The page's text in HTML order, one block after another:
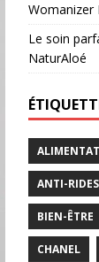
Womanizer
Le soin
NaturAloé
ANTI-RIDES
BIEN-ÊTRE
CHANEL